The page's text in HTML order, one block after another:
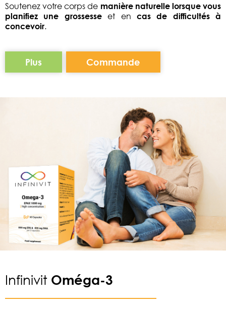
Soutenez votre corps de manière naturelle lorsque vous
planifiez une grossesseet en cas de difficultés à
concevoir.
Plus Commande
Infinivit Oméga-3